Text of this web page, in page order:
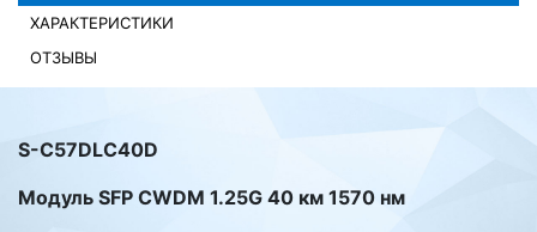
ХАРАКТЕРИСТИКИ
ОТЗЫВЫ
S-C57DLC40D
Модуль SFP CWDM 1.25G 40 км 1570 нм